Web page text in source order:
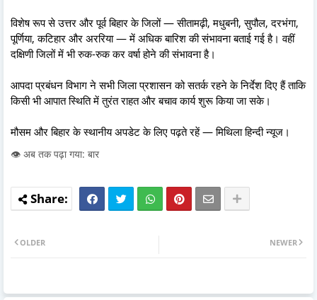
विशेष रूप से उत्तर और पूर्व बिहार के जिलों — सीतामढ़ी, मधुबनी, सुपौल, दरभंगा,
पूर्णिया, कटिहार और अररिया — में अधिक बारिश की संभावना बताई गई है। वहीं
दक्षिणी जिलों में भी रुक-रुक कर वर्षा होने की संभावना है।
आपदा प्रबंधन विभाग ने सभी जिला प्रशासन को सतर्क रहने के निर्देश दिए हैं ताकि
किसी भी आपात स्थिति में तुरंत राहत और बचाव कार्य शुरू किया जा सके।
मौसम और बिहार के स्थानीय अपडेट के लिए पढ़ते रहें — मिथिला हिन्दी न्यूज।
👁️ अब तक पढ़ा गया: बार
NEWER
OLDER